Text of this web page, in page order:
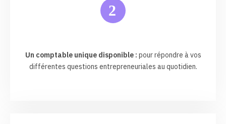
2
Un comptable unique disponible : pour répondre à vos
différentes questions entrepreneuriales au quotidien.